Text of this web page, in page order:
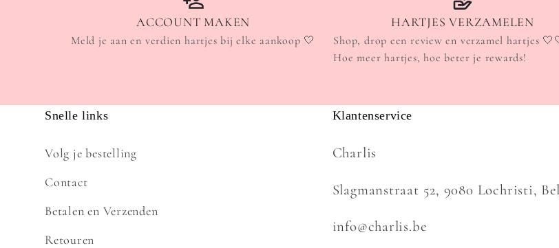
ACCOUNT MAKEN
Meld je aan en verdien hartjes bij elke aankoop 🤍
HARTJES VERZAMELEN
Shop, drop een review en verzamel hartjes
Hoe meer hartjes, hoe beter je rewards!
Snelle links
Volg je bestelling
Contact
Betalen en Verzenden
Retouren
Klantenservice
Charlis
Slagmanstraat 52, 9080 Lochristi,
info@charlis.be